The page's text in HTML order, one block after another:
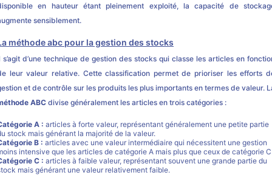
en hauteur étant pleinement exploité, la capacité de
sensiblement.
méthode abc pour la gestion des stocks
s’agit d’une technique de gestion des stocks qui classe les articles en
leur valeur relative. Cette classification permet de prioriser les efforts
et de contrôle sur les produits les plus importants en termes de valeur.
ABC divise généralement les articles en trois catégories :
A : articles à forte valeur, représentant généralement une petite partie
stock mais générant la majorité de la valeur.
B : articles avec une valeur intermédiaire qui nécessitent une gestion
intensive que les articles de catégorie A mais plus que ceux de catégorie
C : articles à faible valeur, représentant souvent une grande partie du
mais générant une valeur relativement faible.